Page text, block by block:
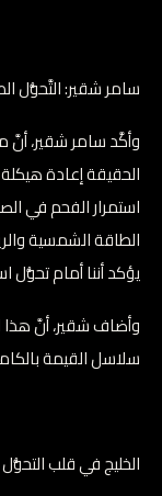
سامر شقير: التَّحوُّل
وأكَّد سامر شقير، أنَّ
الحقيقة إعادة
الطاقة الشمسية
يؤكد أننا أمام تحوُّل
وأضاف شقير، أنَّ هذا
سلاسل القيمة
الخليج في قلب